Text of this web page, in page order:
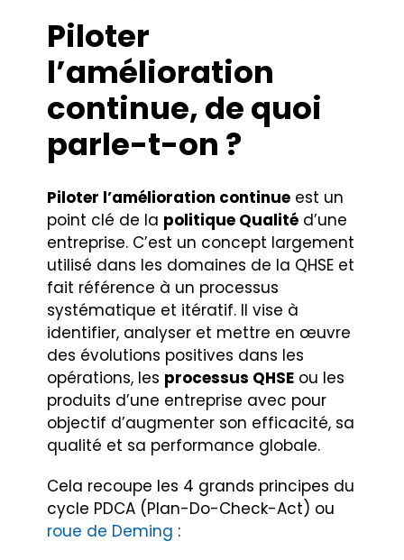
Piloter
l’amélioration
continue, de quoi
parle-t-on ?
Piloter l’amélioration continue est un
point clé de la politique Qualité d’une
entreprise. C’est un concept largement
utilisé dans les domaines de la QHSE et
fait référence à un processus
systématique et itératif. Il vise à
identifier, analyser et mettre en œuvre
des évolutions positives dans les
opérations, les processus QHSE ou les
produits d’une entreprise avec pour
objectif d’augmenter son efficacité, sa
qualité et sa performance globale.
Cela recoupe les 4 grands principes du
cycle PDCA (Plan-Do-Check-Act) ou
roue de Deming :